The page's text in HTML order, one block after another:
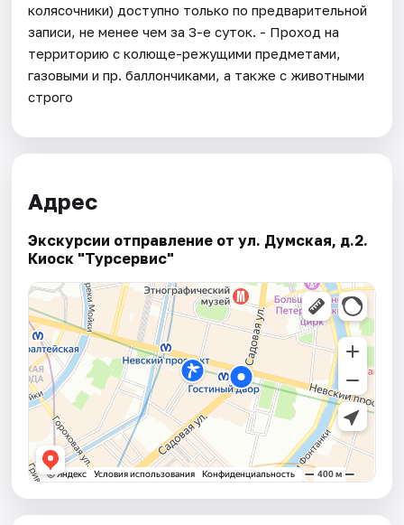
колясочники) доступно только по предварительной
записи, не менее чем за 3-е суток. - Проход на
территорию с колюще-режущими предметами,
газовыми и пр. баллончиками, а также с животными
строго
Адрес
Экскурсии отправление от ул. Думская, д.2.
Киоск "Турсервис"